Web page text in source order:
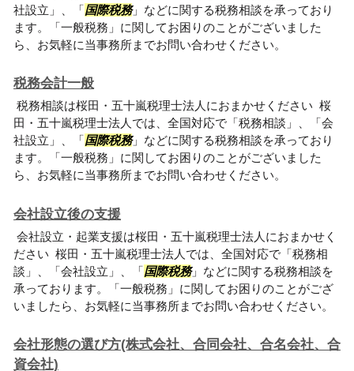
社設立」、「国際税務」などに関する税務相談を承っており
ます。「一般税務」に関してお困りのことがございました
ら、お気軽に当事務所までお問い合わせください。
税務会計一般
税務相談は桜田・五十嵐税理士法人におまかせください 桜
田・五十嵐税理士法人では、全国対応で「税務相談」、「会
社設立」、「国際税務」などに関する税務相談を承っており
ます。「一般税務」に関してお困りのことがございました
ら、お気軽に当事務所までお問い合わせください。
会社設立後の支援
会社設立・起業支援は桜田・五十嵐税理士法人におまかせく
ださい 桜田・五十嵐税理士法人では、全国対応で「税務相
談」、「会社設立」、「国際税務」などに関する税務相談を
承っております。「一般税務」に関してお困りのことがござ
いましたら、お気軽に当事務所までお問い合わせください。
会社形態の選び方(株式会社、合同会社、合名会社、合
資会社)